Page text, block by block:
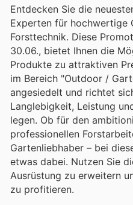
Entdecken Sie die
Experten für hochwertige
Forsttechnik. Diese
30.06., bietet Ihnen die
Produkte zu attraktiven
im Bereich "Outdoor /
angesiedelt und richtet
Langlebigkeit, Leistung
legen. Ob für den
professionellen
Gartenliebhaber – bei
etwas dabei. Nutzen Sie
Ausrüstung zu erweitern
zu profitieren.